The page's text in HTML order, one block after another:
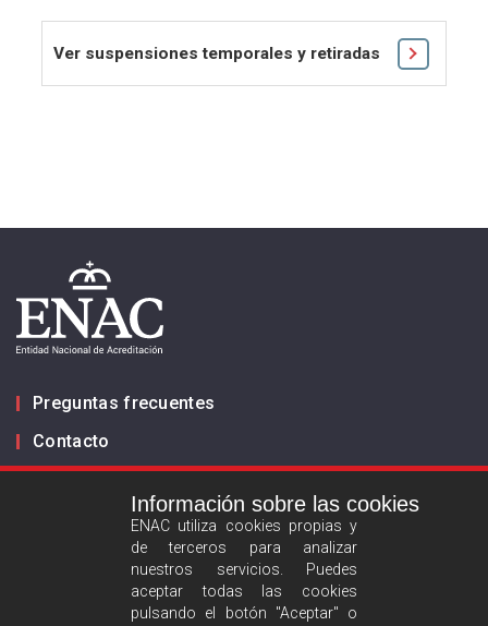
Ver suspensiones temporales y retiradas
Preguntas frecuentes
Contacto
Información sobre las cookies
ENAC utiliza cookies propias y
de terceros para analizar
nuestros servicios. Puedes
aceptar todas las cookies
pulsando el botón "Aceptar" o